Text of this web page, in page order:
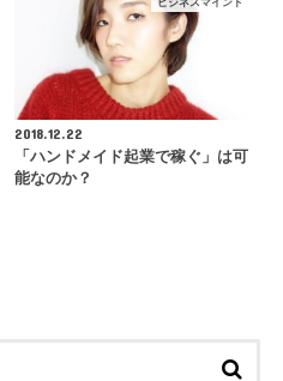
ビジネスマインド
2018.12.22
「ハンドメイド起業で稼ぐ」は可
能なのか？